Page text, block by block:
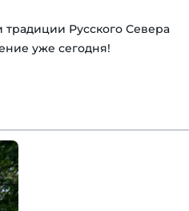
Русского Севера
уже сегодня!